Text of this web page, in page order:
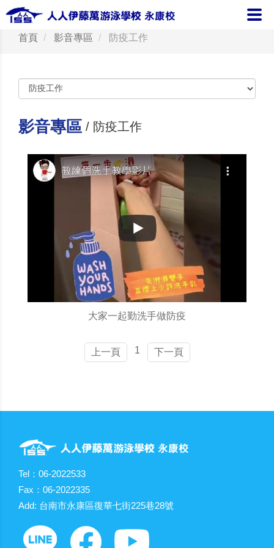
首頁 影音專區 防疫工作
影音專區 / 防疫工作
大家一起勤洗手做防疫
上一頁 1 下一頁
Tel：06-2022533
Fax：06-2022335
Add: 台南市永康區復華七街225巷28號